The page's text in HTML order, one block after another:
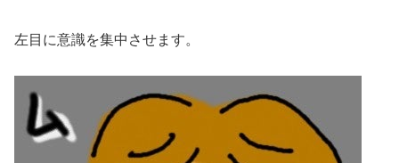
左目に意識を集中させます。